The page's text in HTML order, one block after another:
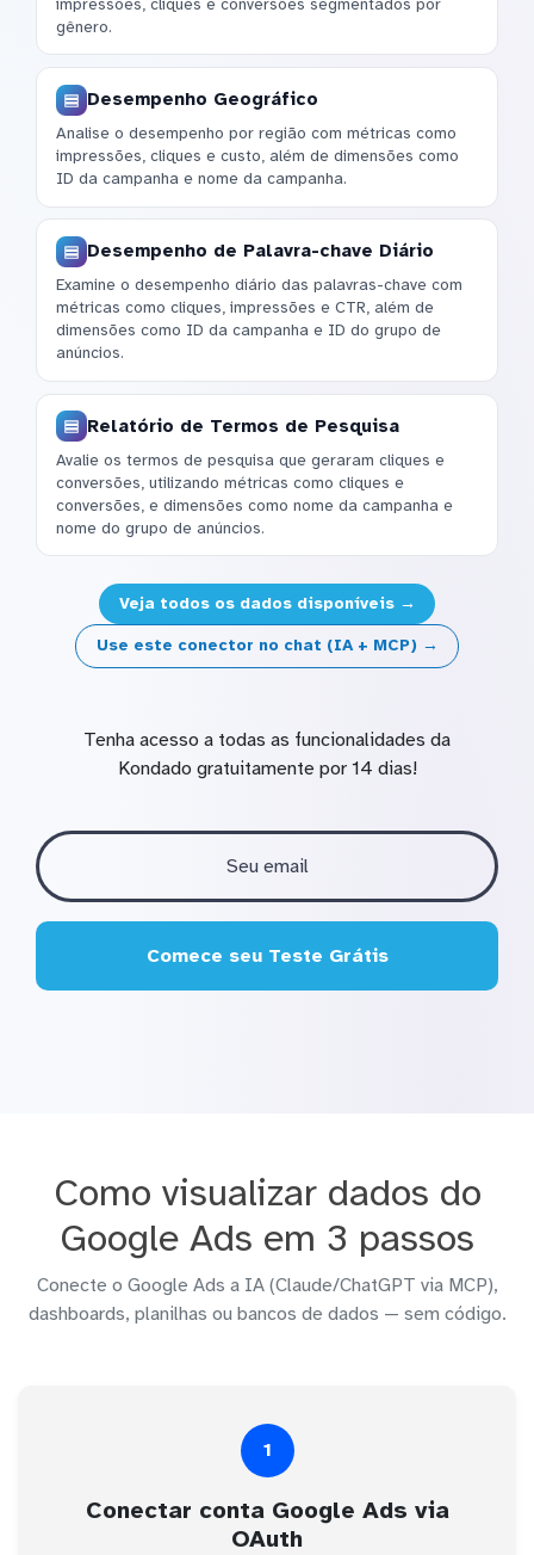
gênero.
Desempenho Geográfico
Analise o desempenho por região com métricas como
impressões, cliques e custo, além de dimensões como
ID da campanha e nome da campanha.
Desempenho de Palavra-chave Diário
Examine o desempenho diário das palavras-chave com
métricas como cliques, impressões e CTR, além de
dimensões como ID da campanha e ID do grupo de
anúncios.
Relatório de Termos de Pesquisa
Avalie os termos de pesquisa que geraram cliques e
conversões, utilizando métricas como cliques e
conversões, e dimensões como nome da campanha e
nome do grupo de anúncios.
Veja todos os dados disponíveis →
Use este conector no chat (IA + MCP) →
Tenha acesso a todas as funcionalidades da
Kondado gratuitamente por 14 dias!
Comece seu Teste Grátis
Como visualizar dados do
Google Ads em 3 passos
Conecte o Google Ads a IA (Claude/ChatGPT via MCP),
dashboards, planilhas ou bancos de dados — sem código.
1
Conectar conta Google Ads via
OAuth